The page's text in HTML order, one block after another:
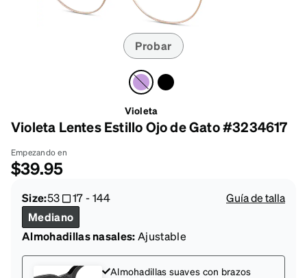
Probar
Violeta
Violeta Lentes Estillo Ojo de Gato #3234617
Empezando en
$39.95
Size:53 17-144
Guía de talla
Mediano
Almohadillas nasales:Ajustable
Almohadillas suaves con brazos